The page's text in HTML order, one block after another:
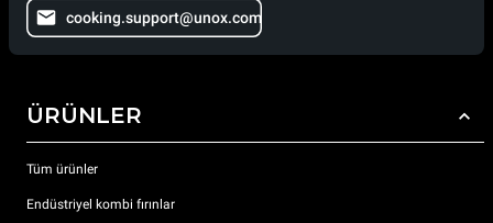
cooking.support@unox.com
ÜRÜNLER
Tüm ürünler
Endüstriyel kombi fırınlar